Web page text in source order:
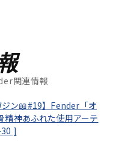
関連情報
ジン📖#19】Fender「オ
精神あふれた使用アーテ
]